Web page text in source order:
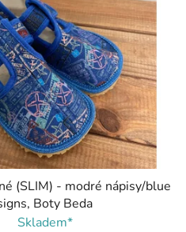
(SLIM) - modré nápisy/blue
Boty Beda
Skladem*